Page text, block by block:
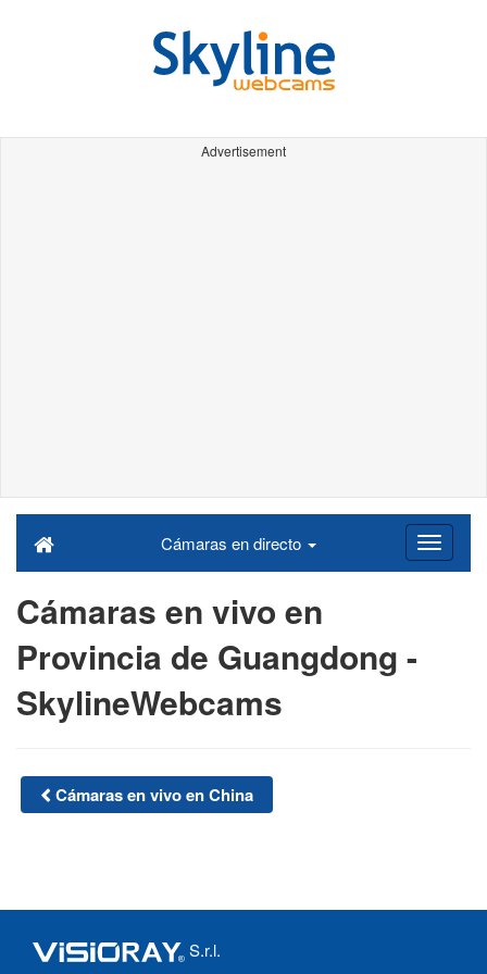
Advertisement
Cámaras en directo
Cámaras en vivo en
Provincia de Guangdong -
SkylineWebcams
Cámaras en vivo en China
S.r.l.